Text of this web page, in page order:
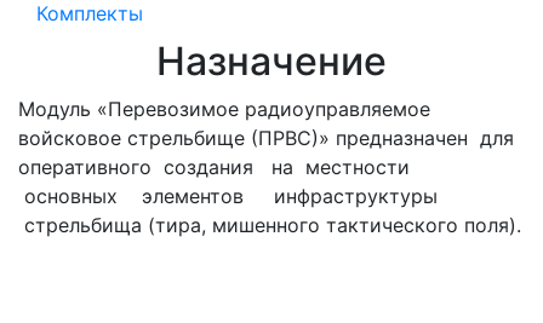
Комплекты
Назначение
Модуль «Перевозимое радиоуправляемое
войсковое стрельбище (ПРВС)» предназначен для
оперативного создания на местности
основных элементов инфраструктуры
стрельбища (тира, мишенного тактического поля).